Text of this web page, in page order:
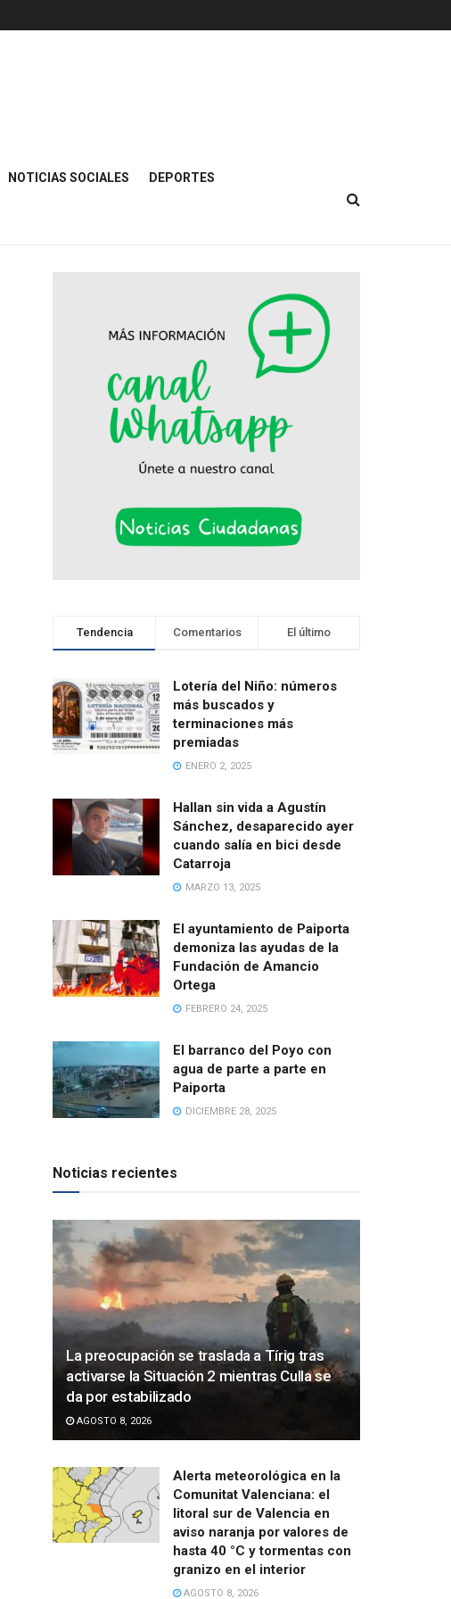
NOTICIAS SOCIALES DEPORTES
Tendencia Comentarios El último
Lotería del Niño: números
más buscados y
terminaciones más
premiadas
ENERO 2, 2025
Hallan sin vida a Agustín
Sánchez, desaparecido ayer
cuando salía en bici desde
Catarroja
MARZO 13, 2025
El ayuntamiento de Paiporta
demoniza las ayudas de la
Fundación de Amancio
Ortega
FEBRERO 24, 2025
El barranco del Poyo con
agua de parte a parte en
Paiporta
DICIEMBRE 28, 2025
Noticias recientes
La preocupación se traslada a Tírig tras
activarse la Situación 2 mientras Culla se
da por estabilizado
AGOSTO 8, 2026
Alerta meteorológica en la
Comunitat Valenciana: el
litoral sur de Valencia en
aviso naranja por valores de
hasta 40 °C y tormentas con
granizo en el interior
AGOSTO 8, 2026